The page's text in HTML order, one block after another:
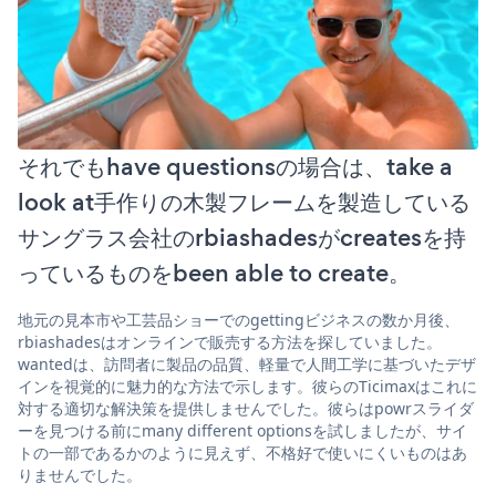
それでもhave questionsの場合は、take a
look at手作りの木製フレームを製造している
サングラス会社のrbiashadesがcreatesを持
っているものをbeen able to create。
地元の見本市や工芸品ショーでのgettingビジネスの数か月後、
rbiashadesはオンラインで販売する方法を探していました。
wantedは、訪問者に製品の品質、軽量で人間工学に基づいたデザ
インを視覚的に魅力的な方法で示します。彼らのTicimaxはこれに
対する適切な解決策を提供しませんでした。彼らはpowrスライダ
ーを見つける前にmany different optionsを試しましたが、サイ
トの一部であるかのように見えず、不格好で使いにくいものはあ
りませんでした。